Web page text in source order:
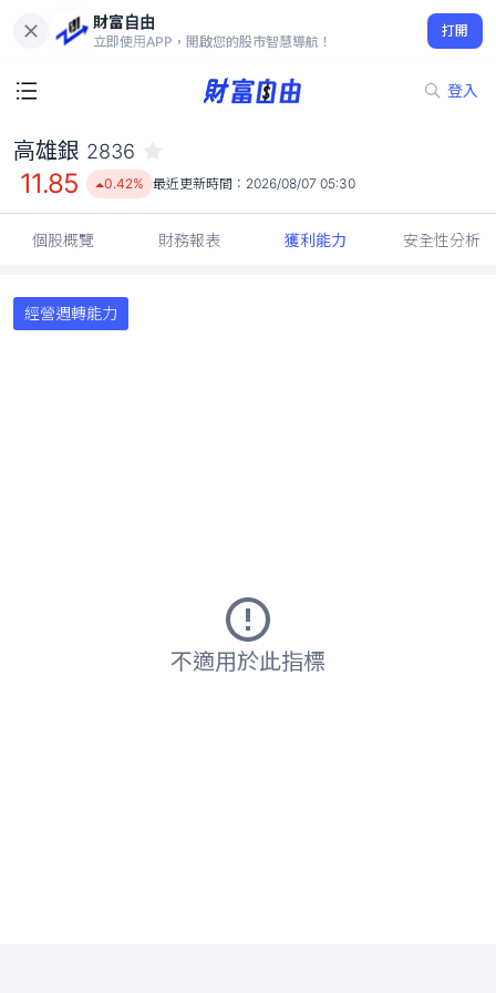
財富自由
立即使用APP，開啟您的股市智慧導航！
打開
登入
11.85
0.42%
高雄銀 2836
11.85 0.42% 最近更新時間： 2026/08/07 05:30
個股概覽 財務報表 獲利能力 安全性分析
經營週轉能力
不適用於此指標